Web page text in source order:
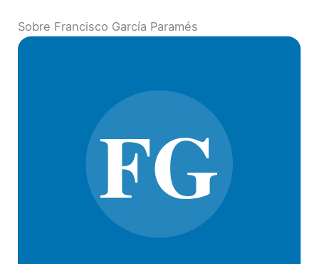
Sobre Francisco García Paramés